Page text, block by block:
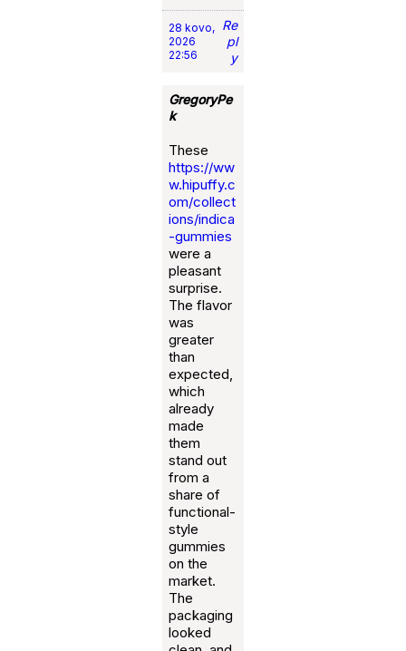
28 kovo,
2026
22:56
Re
pl
y
GregoryPe
k
These
https://ww
w.hipuffy.c
om/collect
ions/indica
-gummies
were a
pleasant
surprise.
The flavor
was
greater
than
expected,
which
already
made
them
stand out
from a
share of
functional-
style
gummies
on the
market.
The
packaging
looked